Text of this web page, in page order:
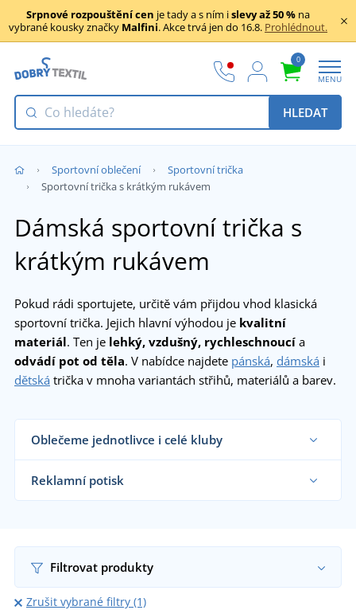
Srpnové rozpouštění cen je tady a s ním islevy až 50 % na
vybrané kousky značky Malfini. Akce trvá jen do 16.8. Prohlédnout.
0
MENU
HLEDAT
Sportovní oblečení
Sportovní trička
Sportovní trička s krátkým rukávem
Dámská sportovní trička s
krátkým rukávem
Pokud rádi sportujete, určitě vám přijdou vhod klasická
sportovní trička. Jejich hlavní výhodou je kvalitní
materiál. Ten je lehký, vzdušný, rychleschnoucí a
odvádí pot od těla. V nabídce najdete pánská, dámská i
dětská trička v mnoha variantách střihů, materiálů a barev.
Oblečeme jednotlivce i celé kluby
Dodáváme sportovní trička sportovním týmům,
klubům a organizacím i koncovým zákazníkům již
od 1 kusu.
Chci vědět více
Reklamní potisk
Filtrovat produkty
Zrušit vybrané filtry (1)